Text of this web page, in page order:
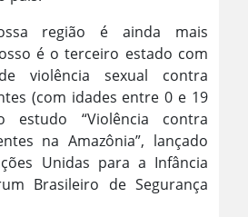
região é ainda mais
é o terceiro estado com
violência sexual contra
(com idades entre 0 e 19
estudo “Violência contra
na Amazônia”, lançado
Unidas para a Infância
Brasileiro de Segurança